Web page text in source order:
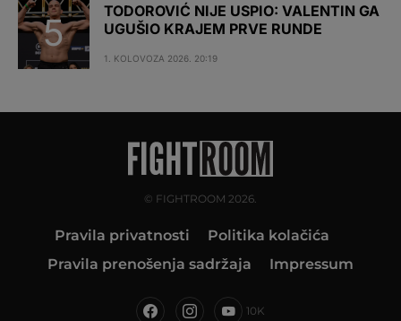
TODOROVIĆ NIJE USPIO: VALENTIN GA
UGUŠIO KRAJEM PRVE RUNDE
1. KOLOVOZA 2026. 20:19
© FIGHTROOM 2026.
Pravila privatnosti
Politika kolačića
Pravila prenošenja sadržaja
Impressum
10K